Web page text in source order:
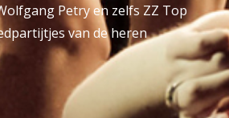
Petry en zelfs ZZ Top
van de heren